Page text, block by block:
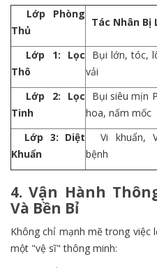
Lớp Phòng
Thủ
Tác Nhân Bị
Lớp 1: Lọc
Thô
Bụi lớn, tóc,
vải
Lớp 2: Lọc
Tinh
Bụi siêu mịn
hoa, nấm mốc
Lớp 3: Diệt
Khuẩn
Vi khuẩn,
bệnh
4. Vận Hành
Và Bền Bỉ
Không chỉ mạnh mẽ trong việc
một "vệ sĩ" thông minh: